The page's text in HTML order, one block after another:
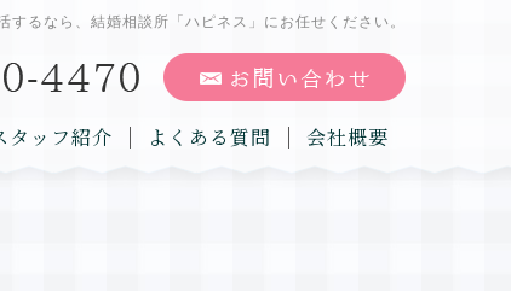
するなら、結婚相談所「ハピネス」にお任せください。
タッフ紹介 よくある質問 会社概要